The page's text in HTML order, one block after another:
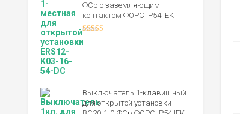
ФСр с заземляющим
контактом ФОРС IP54 IEK
Оценка
4.00
Выключатель 1-клавишный
для открытой установки